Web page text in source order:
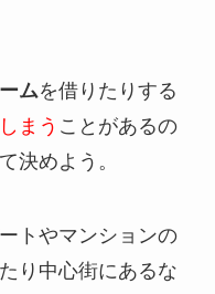
ムを借りたりする
まう ことがあるの
決めよう。
トやマンションの
り中心街にあるな